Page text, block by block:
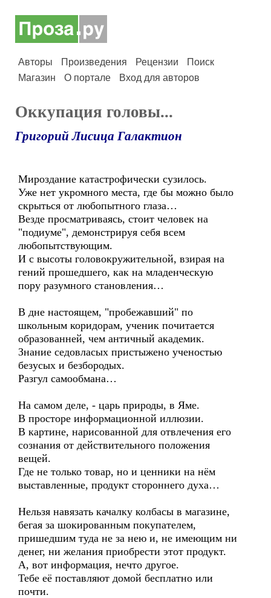
Авторы Произведения Рецензии
Поиск
Магазин
О портале Вход для авторов
Оккупация головы...
Григорий Лисица Галактион
Мироздание катастрофически сузилось.
Уже нет укромного места, где бы можно было
скрыться от любопытного глаза…
Везде просматриваясь, стоит человек на
"подиуме", демонстрируя себя всем
любопытствующим.
И с высоты головокружительной, взирая на
гений прошедшего, как на младенческую
пору разумного становления…
В дне настоящем, "пробежавший" по
школьным коридорам, ученик почитается
образованней, чем античный академик.
Знание седовласых пристыжено ученостью
безусых и безбородых.
Разгул самообмана…
На самом деле, - царь природы, в Яме.
В просторе информационной иллюзии.
В картине, нарисованной для отвлечения его
сознания от действительного положения
вещей.
Где не только товар, но и ценники на нём
выставленные, продукт стороннего духа…
Нельзя навязать качалку колбасы в магазине,
бегая за шокированным покупателем,
пришедшим туда не за нею и, не имеющим ни
денег, ни желания приобрести этот продукт.
А, вот информация, нечто другое.
Тебе её поставляют домой бесплатно или
почти.